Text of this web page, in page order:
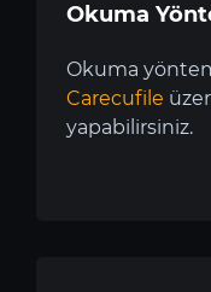
Okuma
Okuma
Carecufile
yapabilirsiniz.